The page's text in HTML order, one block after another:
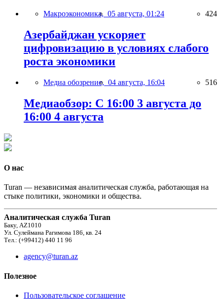
Макроэкономика, 05 августа, 01:24 424
Азербайджан ускоряет
цифровизацию в условиях слабого
роста экономики
Медиа обозрение, 04 августа, 16:04 516
Медиаобзор: С 16:00 3 августа до
16:00 4 августа
О нас
Turan — независимая аналитическая служба, работающая на
стыке политики, экономики и общества.
Аналитическая служба Turan
Баку, AZ1010
Ул. Сулеймана Рагимова 186, кв. 24
Тел.: (+99412) 440 11 96
agency@turan.az
Полезное
Пользовательское соглашение